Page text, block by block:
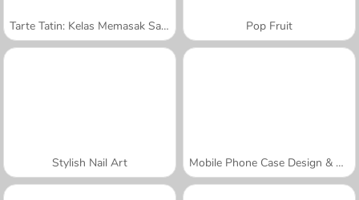
Tarte Tatin: Kelas Memasak Sara Pop Fruit
Stylish Nail Art Mobile Phone Case Design & DIY